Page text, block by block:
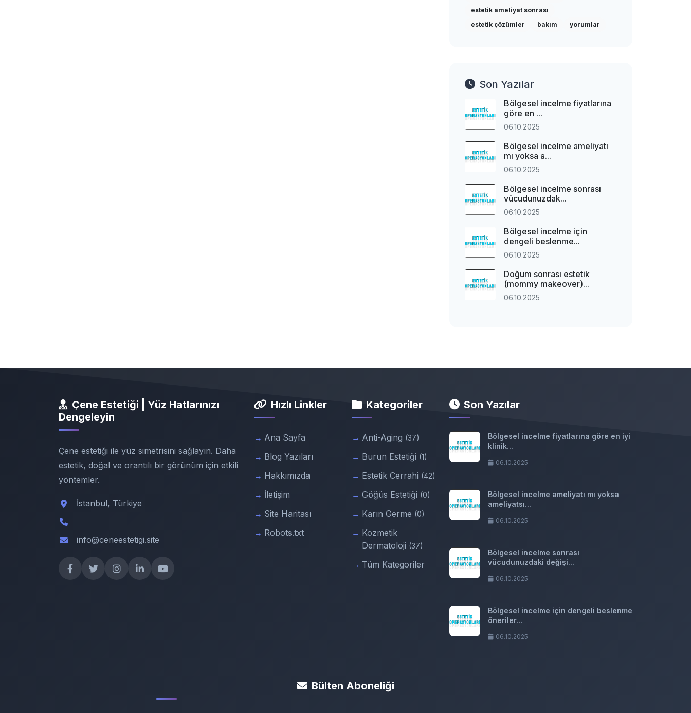
estetik ameliyat sonrası
estetik çözümler
bakım yorumlar
Son Yazılar
Bölgesel incelme fiyatlarına
göre en ...
06.10.2025
Bölgesel incelme ameliyatı
mı yoksa a...
06.10.2025
Bölgesel incelme sonrası
vücudunuzdak...
06.10.2025
Bölgesel incelme için
dengeli beslenme...
06.10.2025
Doğum sonrası estetik
(mommy makeover)...
06.10.2025
Çene Estetiği | Yüz Hatlarınızı
Dengeleyin
Çene estetiği ile yüz simetrisini sağlayın. Daha
estetik, doğal ve orantılı bir görünüm için etkili
yöntemler.
İstanbul, Türkiye
info@ceneestetigi.site
Hızlı Linkler
Ana Sayfa
Blog Yazıları
Hakkımızda
İletişim
Site Haritası
Robots.txt
Kategoriler
Anti-Aging (37)
Burun Estetiği (1)
Estetik Cerrahi (42)
Göğüs Estetiği (0)
Karın Germe (0)
Kozmetik
Dermatoloji (37)
Tüm Kategoriler
Son Yazılar
Bölgesel incelme fiyatlarına göre en iyi
klinik...
06.10.2025
Bölgesel incelme ameliyatı mı yoksa
ameliyatsı...
06.10.2025
Bölgesel incelme sonrası
vücudunuzdaki değişi...
06.10.2025
Bölgesel incelme için dengeli beslenme
öneriler...
06.10.2025
Bülten Aboneliği